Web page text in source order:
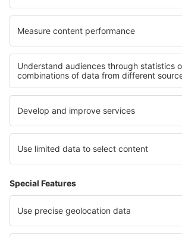
Cazare în Belforte Monferrato
Cazare în Vangen Cazare în Vila Real de
Cazare în Áno Khóra Cazare în Doues
Cele mai bune locuri de cazare - regiuni
Cazare in Valea Ötz Cazare în Belize